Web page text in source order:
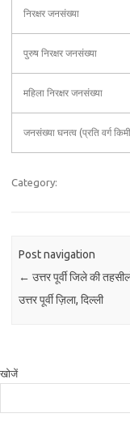
निरक्षर जनसंख्या
पुरुष निरक्षर जनसंख्या
महिला निरक्षर जनसंख्या
जनसंख्या घनत्व (प्रति वर्ग
Category:
Post navigation
← उत्तर पूर्वी जिले की
उत्तर पूर्वी ज़िला, दिल्ली
खोजें